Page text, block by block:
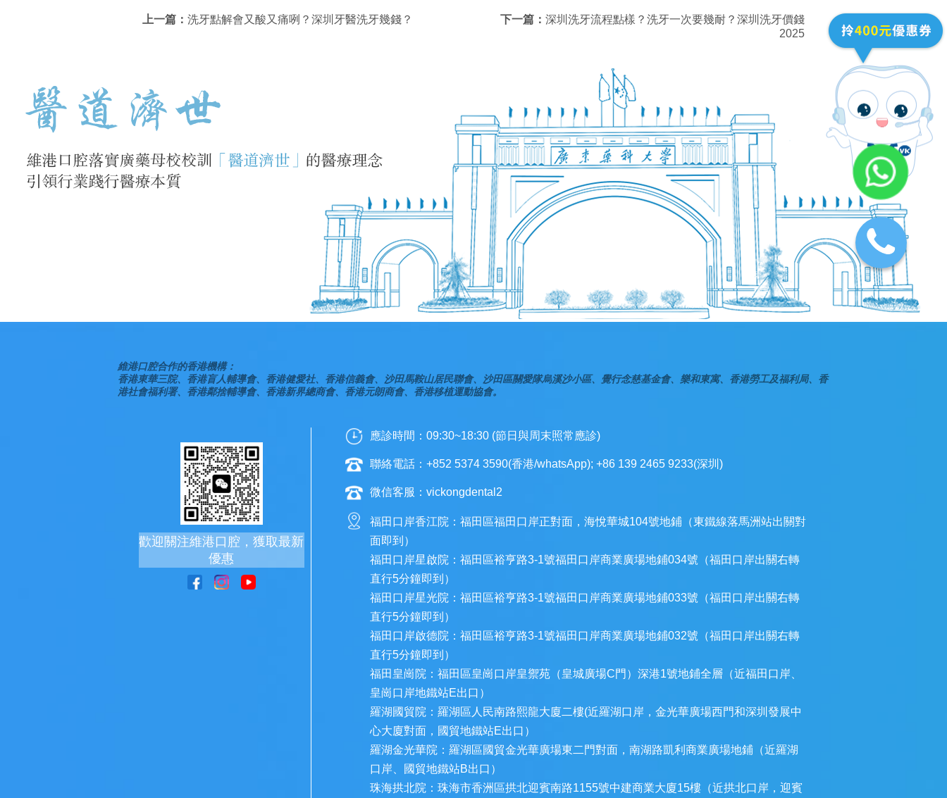
上一篇： 洗牙點解會又酸又痛咧？深圳牙醫洗牙幾錢？ 下一篇：深圳洗牙流程點樣？洗牙一次要幾耐？深圳洗牙價錢
2025
維港口腔合作的香港機構：
香港東華三院、香港盲人輔導會、香港健愛社、香港信義會、沙田馬鞍山居民聯會、沙田區關愛隊烏溪沙小區、覺行念慈基金會、樂和東寓、香港勞工及福利局、香
港社會福利署、香港鄰捨輔導會、香港新界總商會、香港元朗商會、香港移植運動協會。
歡迎關注維港口腔，獲取最新
優惠
應診時間：09:30~18:30 (節日與周末照常應診)
聯絡電話：+852 5374 3590(香港/whatsApp); +86 139 2465 9233(深圳)
微信客服：vickongdental2
福田口岸香江院：福田區福田口岸正對面，海悅華城104號地鋪（東鐵線落馬洲站出關對
面即到）
福田口岸星啟院：福田區裕亨路3-1號福田口岸商業廣場地鋪034號（福田口岸出關右轉
直行5分鐘即到）
福田口岸星光院：福田區裕亨路3-1號福田口岸商業廣場地鋪033號（福田口岸出關右轉
直行5分鐘即到）
福田口岸啟德院：福田區裕亨路3-1號福田口岸商業廣場地鋪032號（福田口岸出關右轉
直行5分鐘即到）
福田皇崗院：福田區皇崗口岸皇禦苑（皇城廣場C門）深港1號地鋪全層（近福田口岸、
皇崗口岸地鐵站E出口）
羅湖國貿院：羅湖區人民南路熙龍大廈二樓(近羅湖口岸，金光華廣場西門和深圳發展中
心大廈對面，國貿地鐵站E出口）
羅湖金光華院：羅湖區國貿金光華廣場東二門對面，南湖路凱利商業廣場地鋪（近羅湖
口岸、國貿地鐵站B出口）
珠海拱北院：珠海市香洲區拱北迎賓南路1155號中建商業大廈15樓（近拱北口岸，迎賓